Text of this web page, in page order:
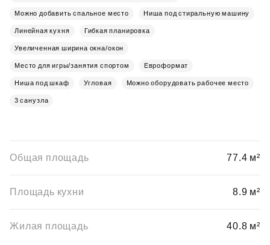
Можно добавить спальное место Ниша под стиральную машину
Линейная кухня Гибкая планировка
Увеличенная ширина окна/окон
Место для игры/занятия спортом Евроформат
Ниша под шкаф Угловая Можно оборудовать рабочее место
3 санузла
Общая площадь 77.4 м²
Площадь кухни 8.9 м²
Жилая площадь 40.8 м²